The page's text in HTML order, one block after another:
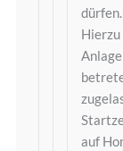
dürfen.
auf